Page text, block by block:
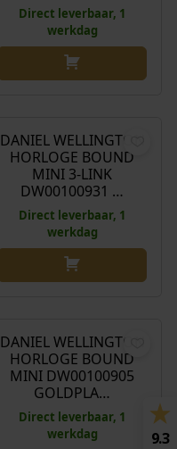
Direct leverbaar, 1
werkdag
DANIEL WELLINGTON
HORLOGE BOUND
MINI 3-LINK
DW00100931 …
Direct leverbaar, 1
werkdag
DANIEL WELLINGTON
HORLOGE BOUND
MINI DW00100905
GOLDPLA…
Direct leverbaar, 1
werkdag
9.3